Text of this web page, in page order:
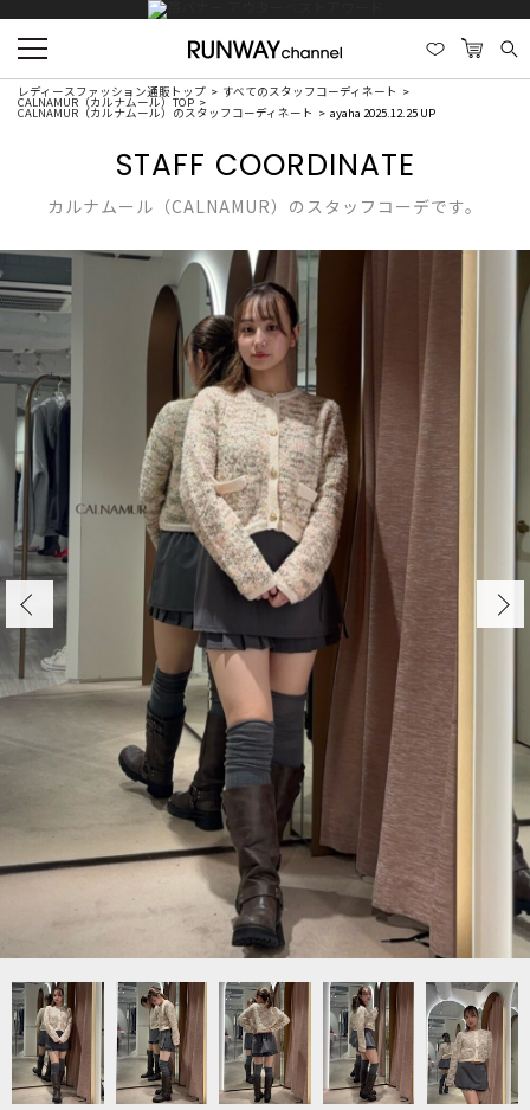
レディースファッション通販トップ すべてのスタッフコーディネート
CALNAMUR（カルナムール）TOP
CALNAMUR（カルナムール）のスタッフコーディネート ayaha 2025.12.25 UP
STAFF COORDINATE
カルナムール（CALNAMUR）のスタッフコーデです。